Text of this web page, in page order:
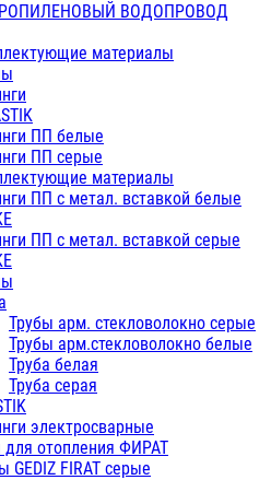
ВОДОПРОВОД
материалы
ПП белые
ПП серые
материалы
ПП с метал. вставкой белые
ПП с метал. вставкой серые
Трубы арм. стекловолокно серые
Трубы арм.стекловолокно белые
Труба белая
Труба серая
электросварные
для отопления ФИРАТ
GEDIZ FIRAT серые